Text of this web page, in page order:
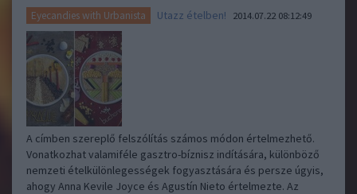
Eyecandies with Urbanista Utazz ételben! 2014.07.22 08:12:49
A címben szereplő felszólítás számos módon értelmezhető.
Vonatkozhat valamiféle gasztro-bíznisz indítására, különböző
nemzeti ételkülönlegességek fogyasztására és persze úgyis,
ahogy Anna Kevile Joyce és Agustín Nieto értelmezte. Az